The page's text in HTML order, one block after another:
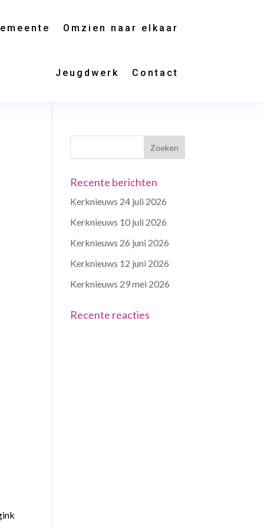
Omzien naar elkaar
Jeugdwerk Contact
Recente berichten
Kerknieuws 24 juli 2026
Kerknieuws 10 juli 2026
Kerknieuws 26 juni 2026
Kerknieuws 12 juni 2026
Kerknieuws 29 mei 2026
Recente reacties